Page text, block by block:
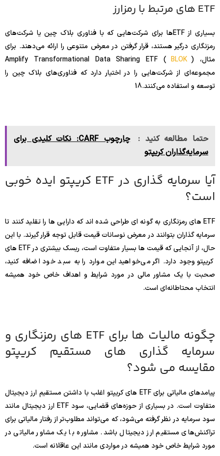
ETF های مرتبط با رمزارز
بسیاری از ETF‌ها برای شرکت‌هایی که با فناوری بلاک چین یا شرکت‌های
رمزنگاری درگیر هستند، قرار گرفتن در معرض متنوعی را ارائه می‌دهند. برای
مثال، Amplify Transformational Data Sharing ETF (
BLOK)
مجموعه‌ای از شرکت‌هایی را در اختیار دارد که فناوری‌های بلاک چین را
توسعه و استفاده می‌کنند.18
حتما مطالعه کنید :
چارچوب CARF: نکات کلیدی برای
سرمایه‌گذاران کریپتو
آیا سرمایه گذاری در ETF کریپتو ایده خوبی
است؟
ETF های رمزنگاری به گونه ای طراحی شده اند که دارایی ها را تقلید کنند تا
سرمایه گذاران بتوانند در معرض نوسانات قیمت قابل توجه قرار گیرند. با این
حال، از آنجایی که قیمت ها بسیار متفاوت است، ریسک بیشتری در ETF های
کریپتو وجود دارد. اگر می‌خواهید این موارد را به سبد خود اضافه کنید،
صحبت با یک مشاور مالی در مورد شرایط و اهداف خاص خود همیشه
انتخاب محتاطانه‌ای است.
چگونه مالیات ها برای ETF های رمزنگاری و
سرمایه گذاری های مستقیم کریپتو
مقایسه می شود؟
پیامدهای مالیاتی برای ETF های کریپتو اغلب با داشتن مستقیم ارز دیجیتال
متفاوت است. در بسیاری از حوزه‌های قضایی، سود ETF ارز دیجیتال مانند
سود سرمایه در نظر گرفته می‌شود، که می‌تواند مطلوب‌تر از رفتار مالیاتی برای
تراکنش‌های مستقیم ارز دیجیتال باشد. مشاوره با یک مشاور مالیاتی در
مورد شرایط خاص خود همیشه در مواردی مانند این عاقلانه است.